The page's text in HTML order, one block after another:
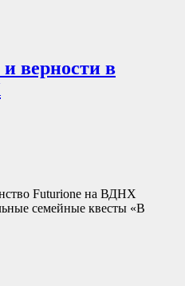
верности в
Futurione на ВДНХ
семейные квесты «В